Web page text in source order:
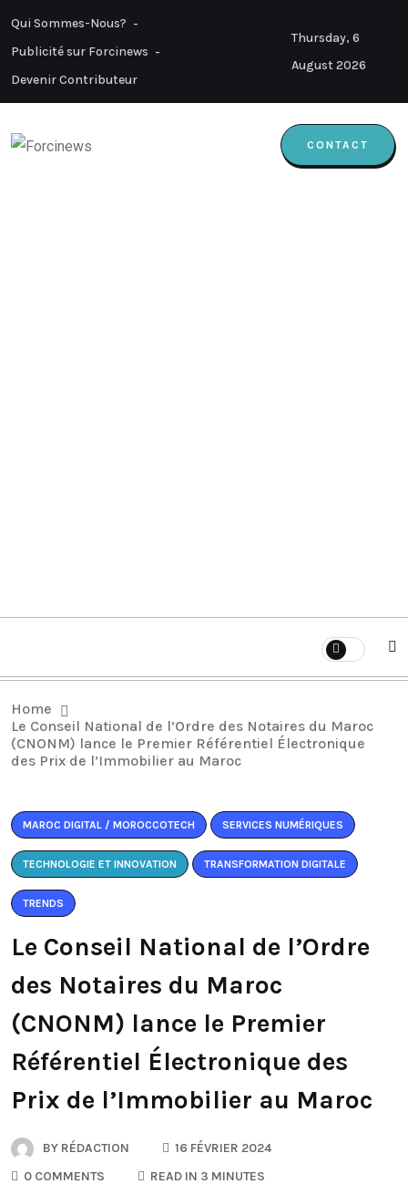
Qui Sommes-Nous?
Publicité sur Forcinews
Devenir Contributeur
Thursday, 6
August 2026
CONTACT
Home
Le Conseil National de l’Ordre des Notaires du Maroc
(CNONM) lance le Premier Référentiel Électronique
des Prix de l’Immobilier au Maroc
MAROC DIGITAL / MOROCCOTECH SERVICES NUMÉRIQUES
TECHNOLOGIE ET INNOVATION TRANSFORMATION DIGITALE
TRENDS
Le Conseil National de l’Ordre
des Notaires du Maroc
(CNONM) lance le Premier
Référentiel Électronique des
Prix de l’Immobilier au Maroc
BY RÉDACTION
16 FÉVRIER 2024
0 COMMENTS
READ IN 3 MINUTES